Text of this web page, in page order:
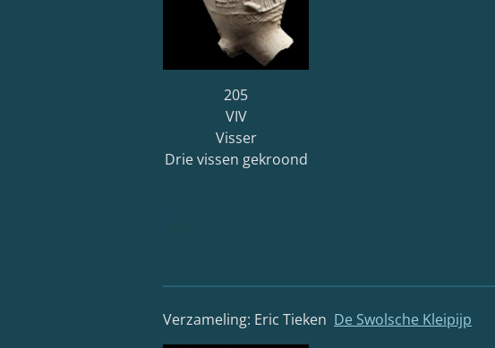
205
VIV
Visser
Drie vissen gekroond
Verzameling: Eric Tieken De Swolsche Kleipijp